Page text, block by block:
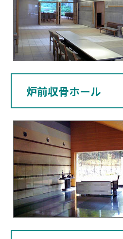
炉前収骨ホール